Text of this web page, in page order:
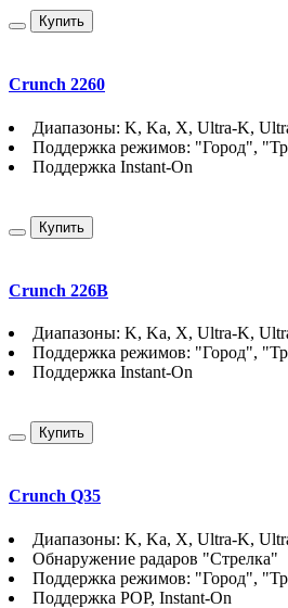
Купить
Crunch 2260
Диапазоны: K, Ka, X, Ultra-K,
Поддержка режимов: "Город",
Поддержка Instant-On
Купить
Crunch 226B
Диапазоны: K, Ka, X, Ultra-K,
Поддержка режимов: "Город",
Поддержка Instant-On
Купить
Crunch Q35
Диапазоны: K, Ka, X, Ultra-K,
Обнаружение радаров "Стрелка"
Поддержка режимов: "Город",
Поддержка POP, Instant-On